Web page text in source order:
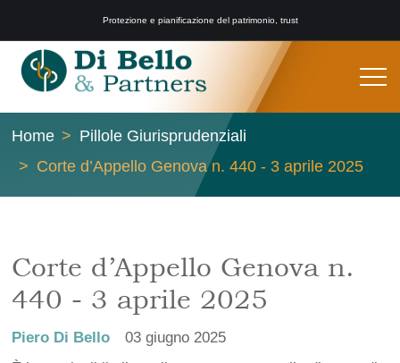
Protezione e pianificazione del patrimonio, trust
Home
Pillole Giurisprudenziali
Corte d’Appello Genova n. 440 - 3 aprile 2025
Corte d’Appello Genova n.
440 - 3 aprile 2025
Piero Di Bello
03 giugno 2025